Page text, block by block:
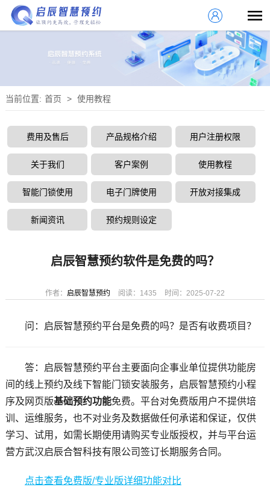
当前位置: 首页 > 使用教程
费用及售后 产品规格介绍 用户注册权限
关于我们 客户案例 使用教程
智能门锁使用 电子门牌使用 开放对接集成
新闻资讯 预约规则设定
启辰智慧预约软件是免费的吗？
作者： 启辰智慧预约 阅读：1435 时间：2025-07-22
问：启辰智慧预约平台是免费的吗？是否有收费项目？
答：启辰智慧预约平台主要面向企事业单位提供功能房
间的线上预约及线下智能门锁安装服务，启辰智慧预约小程
序及网页版基础预约功能免费。平台对免费版用户不提供培
训、运维服务，也不对业务及数据做任何承诺和保证，仅供
学习、试用，如需长期使用请购买专业版授权，并与平台运
营方武汉启辰合智科技有限公司签订长期服务合同。
点击查看免费版/专业版详细功能对比